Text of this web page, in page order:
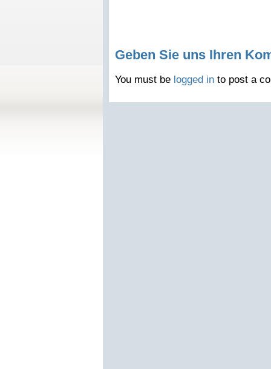
Geben Sie uns Ihren
You must be logged in to post a